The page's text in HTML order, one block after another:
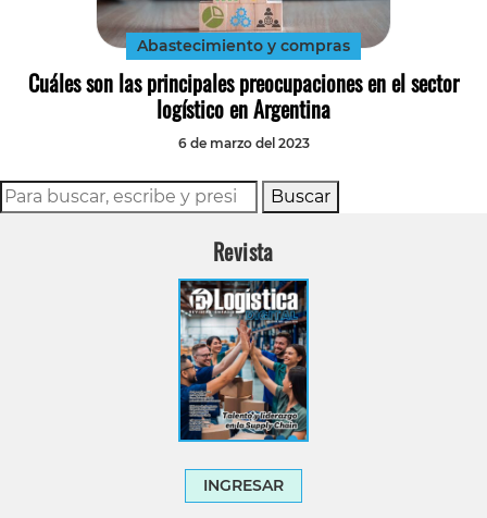
Abastecimiento y compras
Cuáles son las principales preocupaciones en el sector
logístico en Argentina
6 de marzo del 2023
Buscar
Revista
INGRESAR